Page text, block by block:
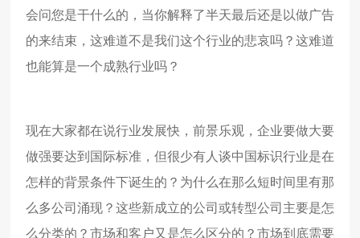
会问您是干什么的，当你解释了半天最后还是以做广告
的来结束，这难道不是我们这个行业的悲哀吗？这难道
也能算是一个成熟行业吗？
现在大家都在说行业发展快，前景乐观，企业要做大要
做强要达到国际标准，但很少有人谈中国标识行业是在
怎样的背景条件下诞生的？为什么在那么短时间里有那
么多公司涌现？这些新成立的公司或转型公司主要是怎
么分类的？市场和客户又是怎么区分的？市场到底需要